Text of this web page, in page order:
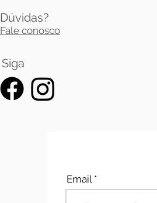
Dúvidas?
Fale conosco
Siga
Email